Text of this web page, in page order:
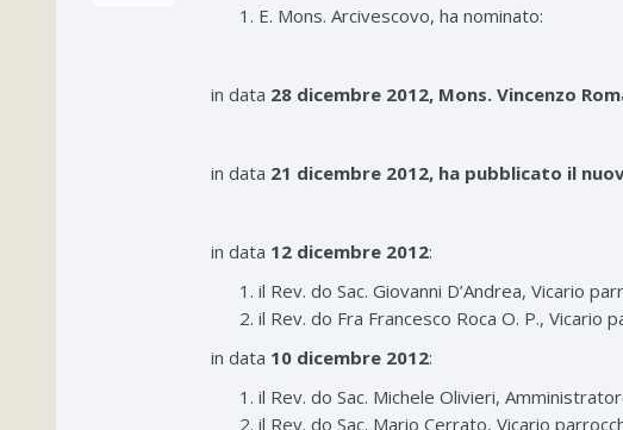
E. Mons. Arcivescovo, ha nominato:
in data 28 dicembre 2012, Mons. Vincenzo
in data 21 dicembre 2012, ha pubblicato il
in data 12 dicembre 2012:
il Rev. do Sac. Giovanni D’Andrea, Vicario
il Rev. do Fra Francesco Roca O. P.,
in data 10 dicembre 2012:
il Rev. do Sac. Michele Olivieri,
il Rev. do Sac. Mario Cerrato, Vicario